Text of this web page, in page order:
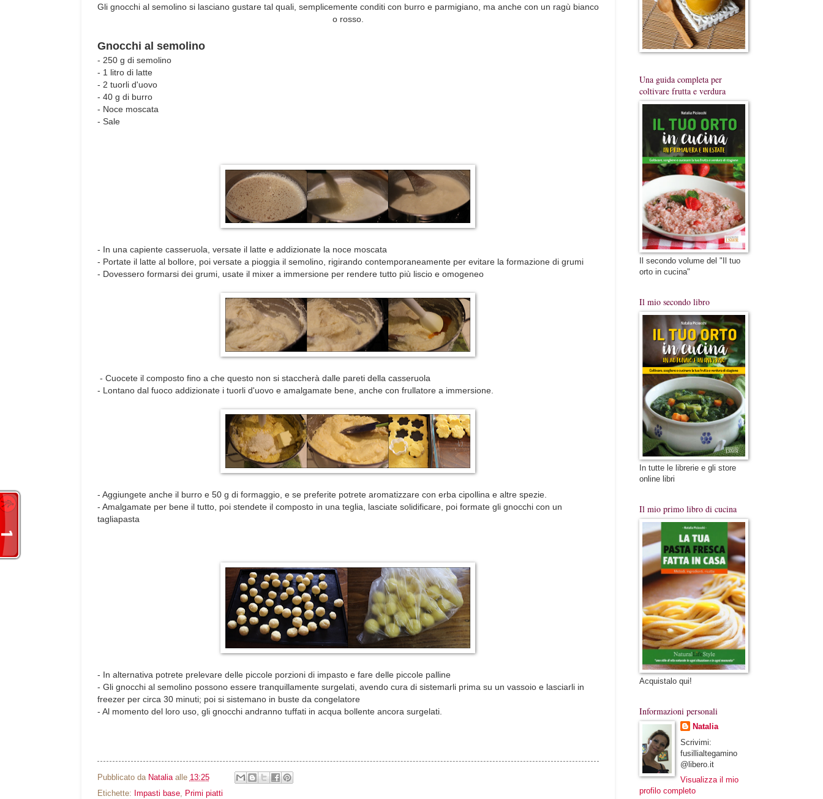
Gli gnocchi al semolino si lasciano gustare tal quali, semplicemente conditi con burro e parmigiano, ma anche con un ragù bianco
o rosso.
Gnocchi al semolino
- 250 g di semolino
- 1 litro di latte
- 2 tuorli d'uovo
- 40 g di burro
- Noce moscata
- Sale
- In una capiente casseruola, versate il latte e addizionate la noce moscata
- Portate il latte al bollore, poi versate a pioggia il semolino, rigirando contemporaneamente per evitare la formazione di grumi
- Dovessero formarsi dei grumi, usate il mixer a immersione per rendere tutto più liscio e omogeneo
- Cuocete il composto fino a che questo non si staccherà dalle pareti della casseruola
- Lontano dal fuoco addizionate i tuorli d'uovo e amalgamate bene, anche con frullatore a immersione.
- Aggiungete anche il burro e 50 g di formaggio, e se preferite potrete aromatizzare con erba cipollina e altre spezie.
- Amalgamate per bene il tutto, poi stendete il composto in una teglia, lasciate solidificare, poi formate gli gnocchi con un
tagliapasta
- In alternativa potrete prelevare delle piccole porzioni di impasto e fare delle piccole palline
- Gli gnocchi al semolino possono essere tranquillamente surgelati, avendo cura di sistemarli prima su un vassoio e lasciarli in
freezer per circa 30 minuti; poi si sistemano in buste da congelatore
- Al momento del loro uso, gli gnocchi andranno tuffati in acqua bollente ancora surgelati.
Pubblicato da Natalia alle 13:25
Etichette: Impasti base, Primi piatti
Una guida completa per
coltivare frutta e verdura
Il secondo volume del "Il tuo
orto in cucina"
Il mio secondo libro
In tutte le librerie e gli store
online libri
Il mio primo libro di cucina
Acquistalo qui!
Informazioni personali
Natalia
Scrivimi:
fusillialtegamino
@libero.it
Visualizza il mio
profilo completo